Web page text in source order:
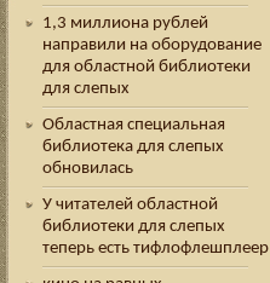
1,3 миллиона рублей
направили на оборудование
для областной библиотеки
для слепых
Областная специальная
библиотека для слепых
обновилась
У читателей областной
библиотеки для слепых
теперь есть тифлофлешплеер